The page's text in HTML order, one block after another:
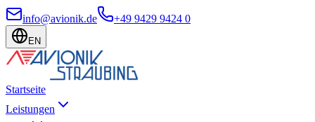
info@avionik.de +49 9429 9424 0
EN
Startseite
Leistungen